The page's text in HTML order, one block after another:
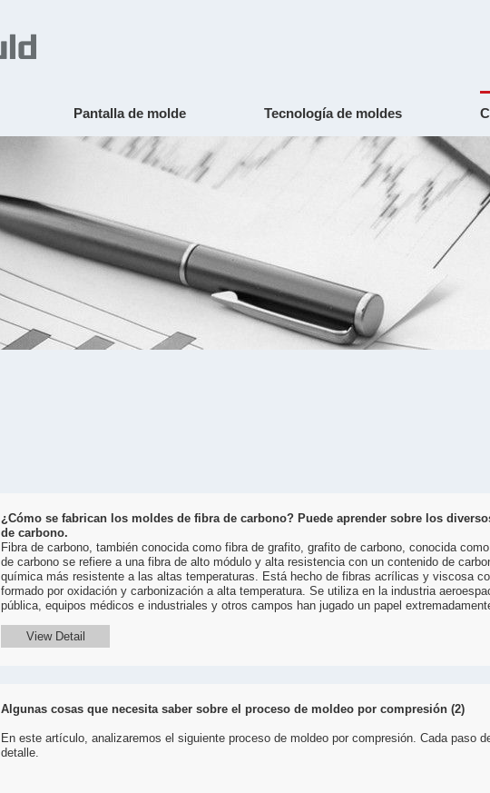
Pantalla de molde Tecnología de moldes
¿Cómo se fabrican los moldes de fibra de carbono? Puede aprender sobre los
de carbono.
Fibra de carbono, también conocida como fibra de grafito, grafito de carbono, conocida
de carbono se refiere a una fibra de alto módulo y alta resistencia con un contenido de
química más resistente a las altas temperaturas. Está hecho de fibras acrílicas y viscosa
formado por oxidación y carbonización a alta temperatura. Se utiliza en la industria
pública, equipos médicos e industriales y otros campos han jugado un papel
View Detail
Algunas cosas que necesita saber sobre el proceso de moldeo por compresión (2)
En este artículo, analizaremos el siguiente proceso de moldeo por compresión. Cada paso
detalle.